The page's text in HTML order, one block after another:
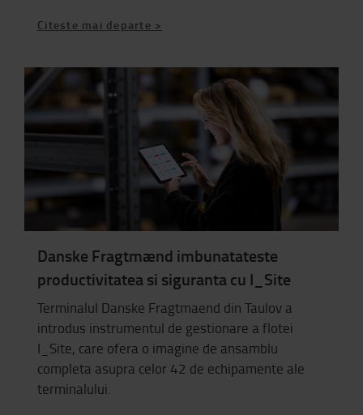
Citeste mai departe >
Danske Fragtmænd imbunatateste
productivitatea si siguranta cu I_Site
Terminalul Danske Fragtmaend din Taulov a
introdus instrumentul de gestionare a flotei
I_Site, care ofera o imagine de ansamblu
completa asupra celor 42 de echipamente ale
terminalului.